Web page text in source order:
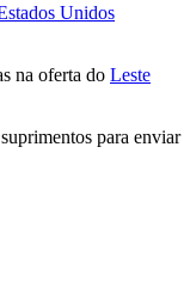
Unidos
na oferta do Leste
para enviar